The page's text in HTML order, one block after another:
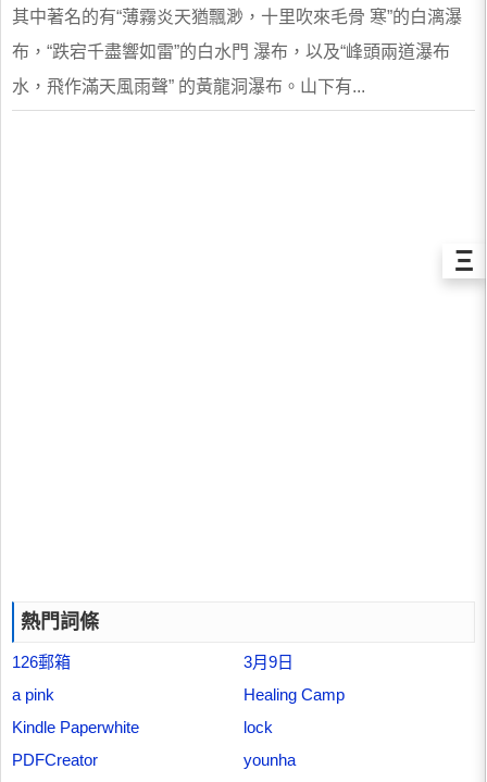
其中著名的有“薄霧炎天猶飄渺，十里吹來毛骨 寒”的白漓瀑
布，“跌宕千盡響如雷”的白水門 瀑布，以及“峰頭兩道瀑布
水，飛作滿天風雨聲” 的黃龍洞瀑布。山下有...
熱門詞條
126郵箱
3月9日
a pink
Healing Camp
Kindle Paperwhite
lock
PDFCreator
younha
Ξ